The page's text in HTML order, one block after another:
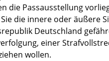
die Passausstellung
Sie die innere oder äußere
Deutschland
einer
wollen.